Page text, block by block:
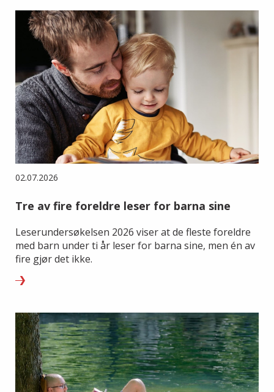
02.07.2026
Tre av fire foreldre leser for barna sine
Leserundersøkelsen 2026 viser at de fleste foreldre
med barn under ti år leser for barna sine, men én av
fire gjør det ikke.